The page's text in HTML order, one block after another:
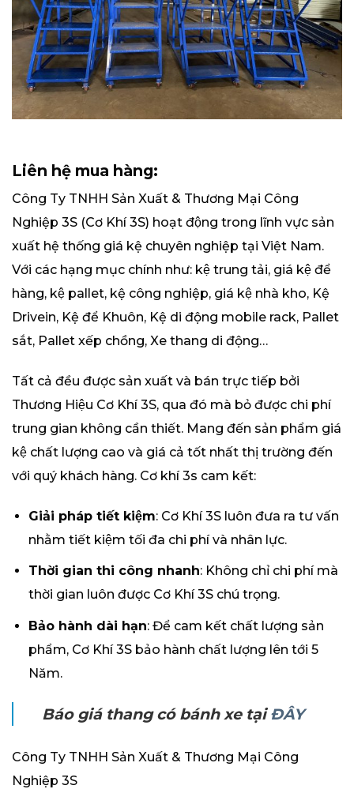
Liên hệ mua hàng:
Công Ty TNHH Sản Xuất & Thương Mại Công
Nghiệp 3S (Cơ Khí 3S) hoạt động trong lĩnh vực sản
xuất hệ thống giá kệ chuyên nghiệp tại Việt Nam.
Với các hạng mục chính như: kệ trung tải, giá kệ để
hàng, kệ pallet, kệ công nghiệp, giá kệ nhà kho, Kệ
Drivein, Kệ để Khuôn, Kệ di động mobile rack, Pallet
sắt, Pallet xếp chồng, Xe thang di động…
Tất cả đều được sản xuất và bán trực tiếp bởi
Thương Hiệu Cơ Khí 3S, qua đó mà bỏ được chi phí
trung gian không cần thiết. Mang đến sản phẩm giá
kệ chất lượng cao và giá cả tốt nhất thị trường đến
với quý khách hàng. Cơ khí 3s cam kết:
Giải pháp tiết kiệm: Cơ Khí 3S luôn đưa ra tư vấn
nhằm tiết kiệm tối đa chi phí và nhân lực.
Thời gian thi công nhanh: Không chỉ chi phí mà
thời gian luôn được Cơ Khí 3S chú trọng.
Bảo hành dài hạn: Để cam kết chất lượng sản
phẩm, Cơ Khí 3S bảo hành chất lượng lên tới 5
Năm.
Báo giá thang có bánh xe tạiĐÂY
Công Ty TNHH Sản Xuất & Thương Mại Công
Nghiệp 3S